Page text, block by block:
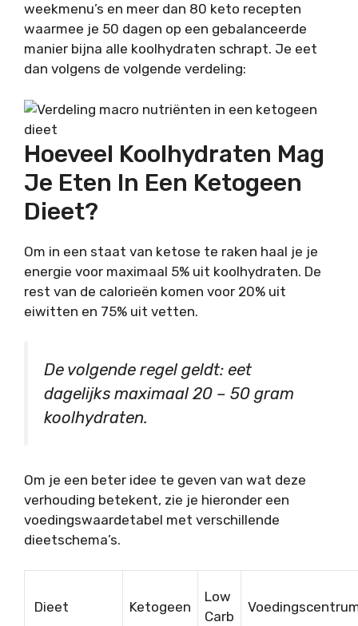
weekmenu’s en meer dan 80 keto recepten
waarmee je 50 dagen op een gebalanceerde
manier bijna alle koolhydraten schrapt. Je eet
dan volgens de volgende verdeling:
Hoeveel Koolhydraten Mag
Je Eten In Een Ketogeen
Dieet?
Om in een staat van ketose te raken haal je je
energie voor maximaal 5% uit koolhydraten. De
rest van de calorieën komen voor 20% uit
eiwitten en 75% uit vetten.
De volgende regel geldt: eet
dagelijks maximaal 20 – 50 gram
koolhydraten.
Om je een beter idee te geven van wat deze
verhouding betekent, zie je hieronder een
voedingswaardetabel met verschillende
dieetschema’s.
Dieet Ketogeen
Low
Carb